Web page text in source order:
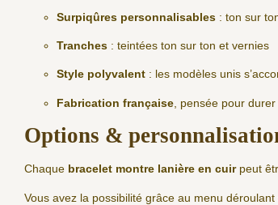
Surpiqûres personnalisables : ton sur
Tranches : teintées ton sur ton et vernies
Style polyvalent : les modèles unis
Fabrication française , pensée pour
Options &
Chaque bracelet montre lanière en cuirpeut
Vous avez la possibilité grâce au menu